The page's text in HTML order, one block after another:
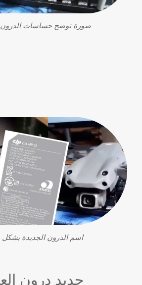
صورة توضح حساسات الدرون
اسم الدرون الجديدة
جديد درون